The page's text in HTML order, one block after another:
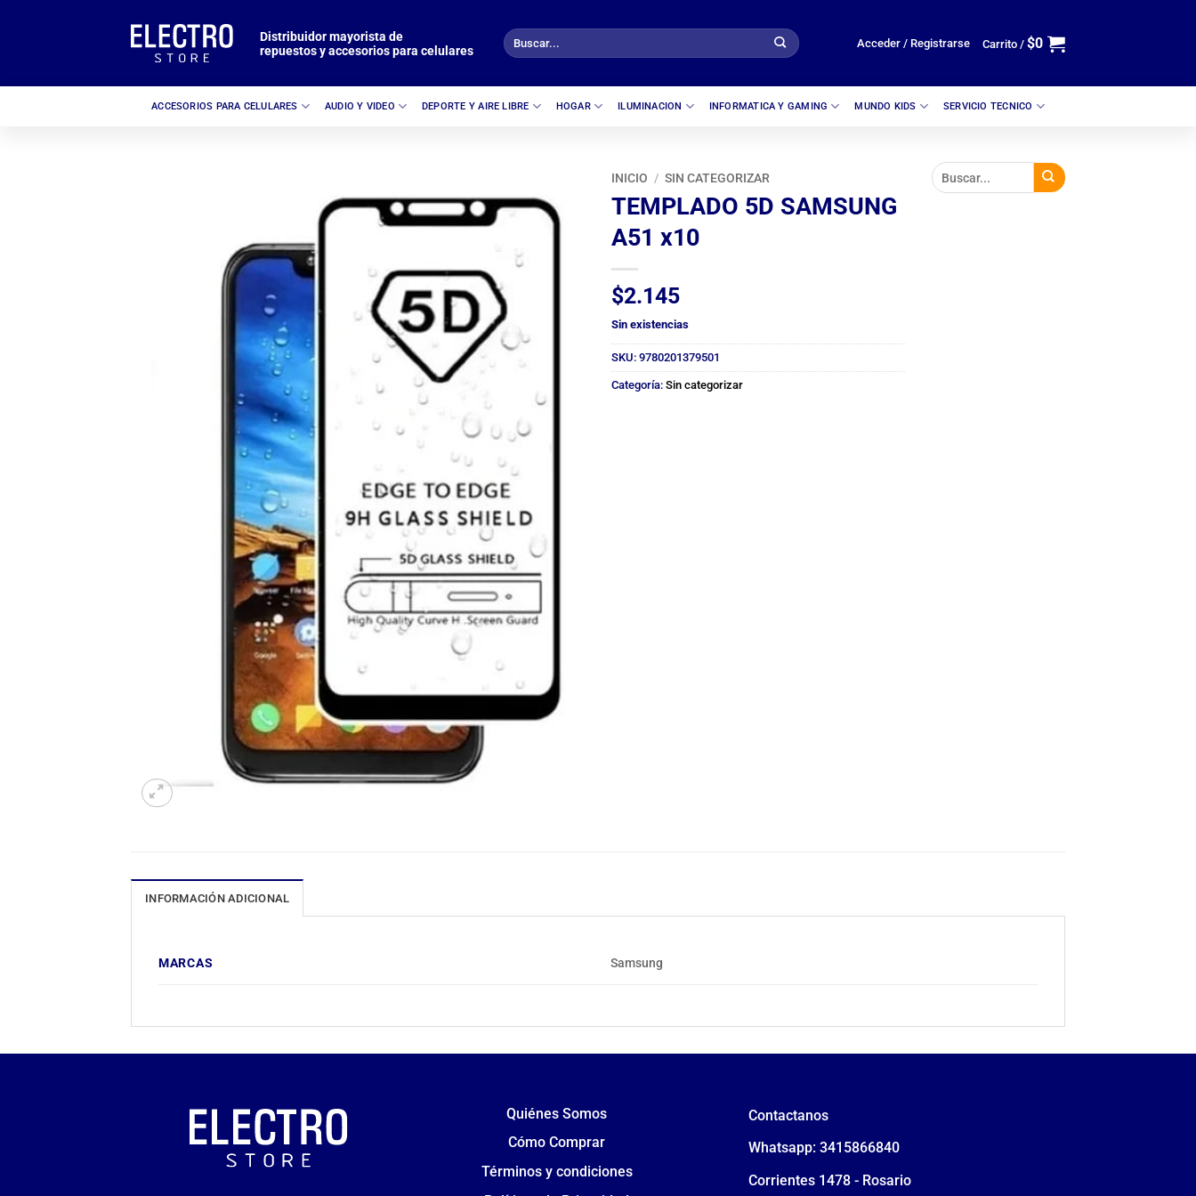
Distribuidor mayorista de
repuestos y accesorios para celulares
Buscar
por:
Acceder / Registrarse Carrito / $0
ACCESORIOS PARA CELULARES AUDIO Y VIDEO DEPORTE Y AIRE LIBRE HOGAR ILUMINACION INFORMATICA Y GAMING MUNDO KIDS SERVICIO TECNICO
INICIO / SIN CATEGORIZAR
TEMPLADO 5D SAMSUNG
A51 x10
$2.145
Sin existencias
SKU: 9780201379501
Categoría: Sin categorizar
INFORMACIÓN ADICIONAL
MARCAS Samsung
Quiénes Somos
Cómo Comprar
Términos y condiciones
Contactanos
Whatsapp: 3415866840
Corrientes 1478 - Rosario